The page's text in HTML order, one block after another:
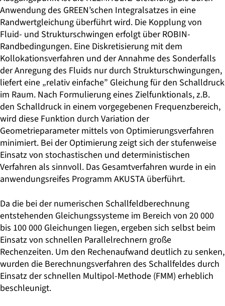
Anwendung des GREEN’schen Integralsatzes in eine
Randwertgleichung überführt wird. Die Kopplung von
Fluid- und Strukturschwingen erfolgt über ROBIN-
Randbedingungen. Eine Diskretisierung mit dem
Kollokationsverfahren und der Annahme des Sonderfalls
der Anregung des Fluids nur durch Strukturschwingungen,
liefert eine „relativ einfache” Gleichung für den Schalldruck
im Raum. Nach Formulierung eines Zielfunktionals, z.B.
den Schalldruck in einem vorgegebenen Frequenzbereich,
wird diese Funktion durch Variation der
Geometrieparameter mittels von Optimierungsverfahren
minimiert. Bei der Optimierung zeigt sich der stufenweise
Einsatz von stochastischen und deterministischen
Verfahren als sinnvoll. Das Gesamtverfahren wurde in ein
anwendungsreifes Programm AKUSTA überführt.
Da die bei der numerischen Schallfeldberechnung
entstehenden Gleichungssysteme im Bereich von 20 000
bis 100 000 Gleichungen liegen, ergeben sich selbst beim
Einsatz von schnellen Parallelrechnern große
Rechenzeiten. Um den Rechenaufwand deutlich zu senken,
wurden die Berechnungsverfahren des Schallfeldes durch
Einsatz der schnellen Multipol-Methode (FMM) erheblich
beschleunigt.